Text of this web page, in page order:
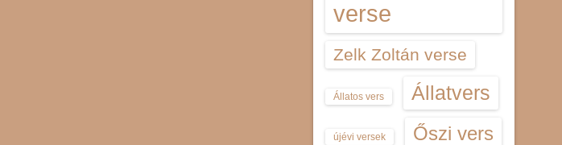
verse
Zelk Zoltán verse
Állatos vers Állatvers
újévi versek Őszi vers